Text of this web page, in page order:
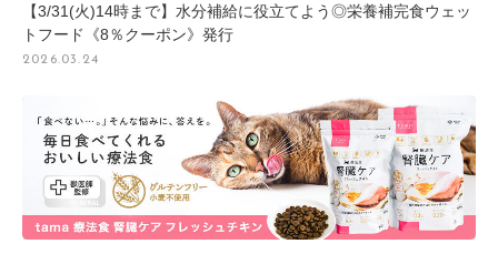
【3/31(火)14時まで】水分補給に役立てよう◎栄養補完食ウェッ
トフード《8％クーポン》発行
2026.03.24